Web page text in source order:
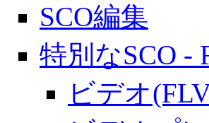
SCO編集
特別なSCO -
ビデオ